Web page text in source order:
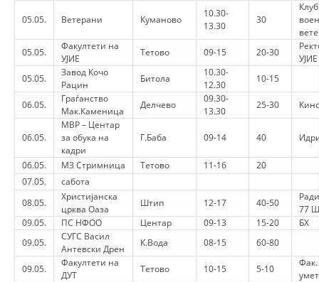
ORGANIZIMI DHE ZHVILLIMI
BORDI DREJTUES
KUVENDI
STRUKTURA DHE STRUKTURA ORGANIZATIVE
DISEMINIMI
PROMOVIMI I VLERAVE HUMANE
SOCIALO-HUMANITARE
05.05. Ветерани Куманово
10.30-
13.30
30
05.05.
Факултети на
УЈИЕ
Тетово 09-15 20-30
УЈИЕ
05.05.
Завод Кочо
Рацин
Битола
10.30-
12.30
10-15
06.05.
Граѓанство
Мак.Каменица
Делчево
09.30-
13.30
25-30
06.05.
МВР – Центар
за обука на
кадри
Г.Баба 09-14 40
06.05. МЗ Стримница Тетово 11-16
20
07.05.
сабота
08.05.
Христијанска
црква Оаза
Штип 12-17 40-50
77
09.05.
ПС НФОО Центар 09-13 15-20
БХ
09.05.
СУГС Васил
Антевски Дрен
К.Вода 08-15 60-80
09.05.
Факултети на
ДУТ
Тетово 10-15 5-10
Фак.